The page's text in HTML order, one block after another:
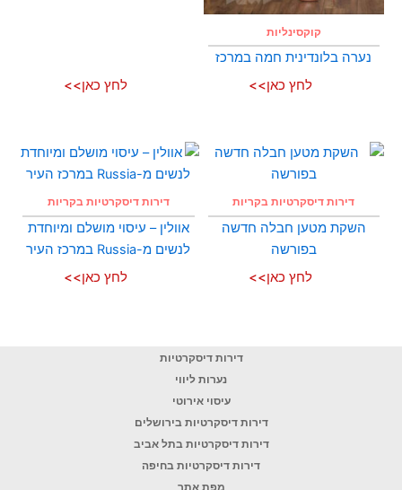
קוקסינליות
נערה בלונדינית חמה במרכז
לחץ כאן>>
לחץ כאן>>
דירות דיסקרטיות בקריות
השקת מטען חבלה חדשה
בפורשה
לחץ כאן>>
דירות דיסקרטיות בקריות
אוולין – עיסוי מושלם ומיוחדת
לנשים מ-Russia במרכז העיר
לחץ כאן>>
דירות דיסקרטיות
נערות ליווי
עיסוי אירוטי
דירות דיסקרטיות בירושלים
דירות דיסקרטיות בתל אביב
דירות דיסקרטיות בחיפה
מפת אתר